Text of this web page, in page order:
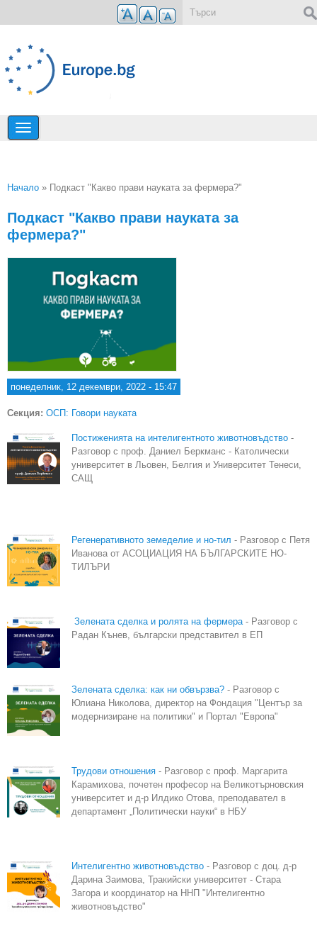
Премини към основното съдържание
Начало » Подкаст "Какво прави науката за фермера?"
Подкаст "Какво прави науката за
фермера?"
понеделник, 12 декември, 2022 - 15:47
Секция: ОСП: Говори науката
Постиженията на интелигентното животновъдство -
Разговор с проф. Даниел Беркманс - Католически
университет в Льовен, Белгия и Университет Тенеси,
САЩ
Регенеративното земеделие и но-тил - Разговор с Петя
Иванова от АСОЦИАЦИЯ НА БЪЛГАРСКИТЕ НО-
ТИЛЪРИ
Зелената сделка и ролята на фермера - Разговор с
Радан Кънев, български представител в ЕП
Зелената сделка: как ни обвързва? - Разговор с
Юлиана Николова, директор на Фондация "Център за
модернизиране на политики" и Портал "Европа"
Трудови отношения - Разговор с проф. Маргарита
Карамихова, почетен професор на Великотърновския
университет и д-р Илдико Отова, преподавател в
департамент „Политически науки“ в НБУ
Интелигентно животновъдство - Разговор с доц. д-р
Дарина Заимова, Тракийски университет - Стара
Загора и координатор на ННП "Интелигентно
животновъдство"